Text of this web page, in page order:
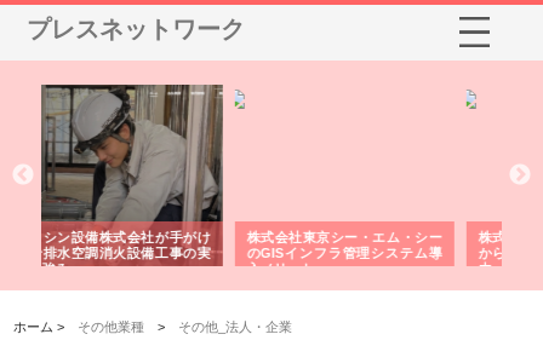
プレスネットワーク
ム・シー
ステム導
株式会社アクアスペースが水中
から陸上まで一貫施工できる理
由
株式会社地盤調査事務所が選ば
れ続ける理由と建設コンサルの
強み
ホーム > その他業種 > その他_法人・企業